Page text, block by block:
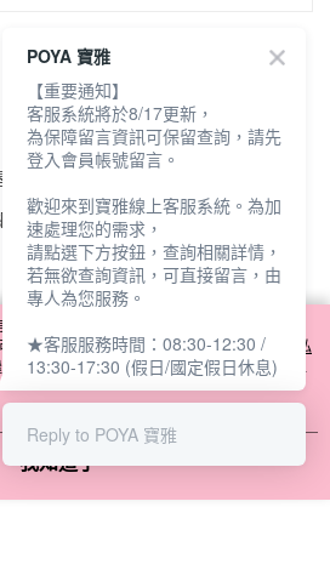
查看全部
蜜/唇線筆
紅推薦
他一個好評吧
本網站使用 cookie 方式之詳情，及若您不希
更電腦的 cookie 設定，請參閱本網站「
隱私
使用本網站即表示您同意本公司得按本網站使
。
我知道了
POYA 寶雅
【重要通知】
客服系統將於8/17更新，
為保障留言資訊可保留查詢，請先
登入會員帳號留言。
歡迎來到寶雅線上客服系統。為加
速處理您的需求，
請點選下方按鈕，查詢相關詳情，
若無欲查詢資訊，可直接留言，由
專人為您服務。
★客服服務時間：08:30-12:30 /
13:30-17:30 (假日/國定假日休息)
Reply to POYA 寶雅